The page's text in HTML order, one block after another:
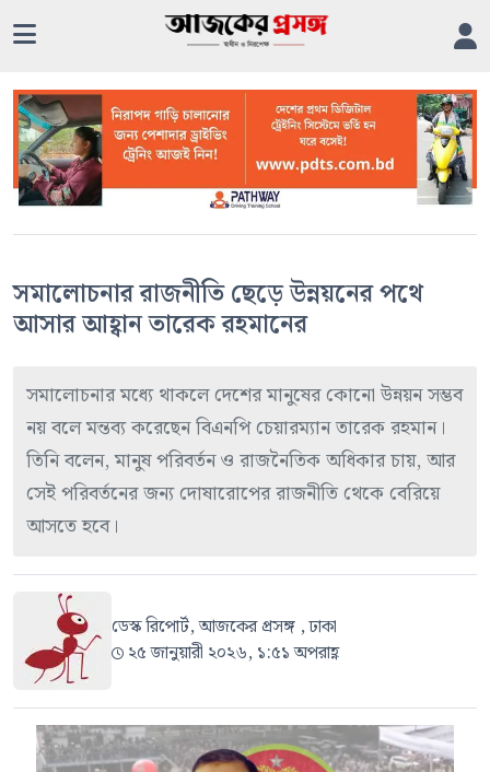
সমালোচনার রাজনীতি ছেড়ে উন্নয়নের পথে
আসার আহ্বান তারেক রহমানের
সমালোচনার মধ্যে থাকলে দেশের মানুষের কোনো উন্নয়ন সম্ভব
নয় বলে মন্তব্য করেছেন বিএনপি চেয়ারম্যান তারেক রহমান।
তিনি বলেন, মানুষ পরিবর্তন ও রাজনৈতিক অধিকার চায়, আর
সেই পরিবর্তনের জন্য দোষারোপের রাজনীতি থেকে বেরিয়ে
আসতে হবে।
ডেস্ক রিপোর্ট, আজকের প্রসঙ্গ , ঢাকা
২৫ জানুয়ারী ২০২৬, ১:৫১ অপরাহ্ণ